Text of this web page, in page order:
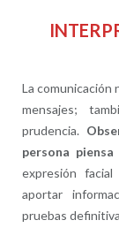
La comunicación
mensajes;
prudencia.
persona
expresión
aportar
pruebas